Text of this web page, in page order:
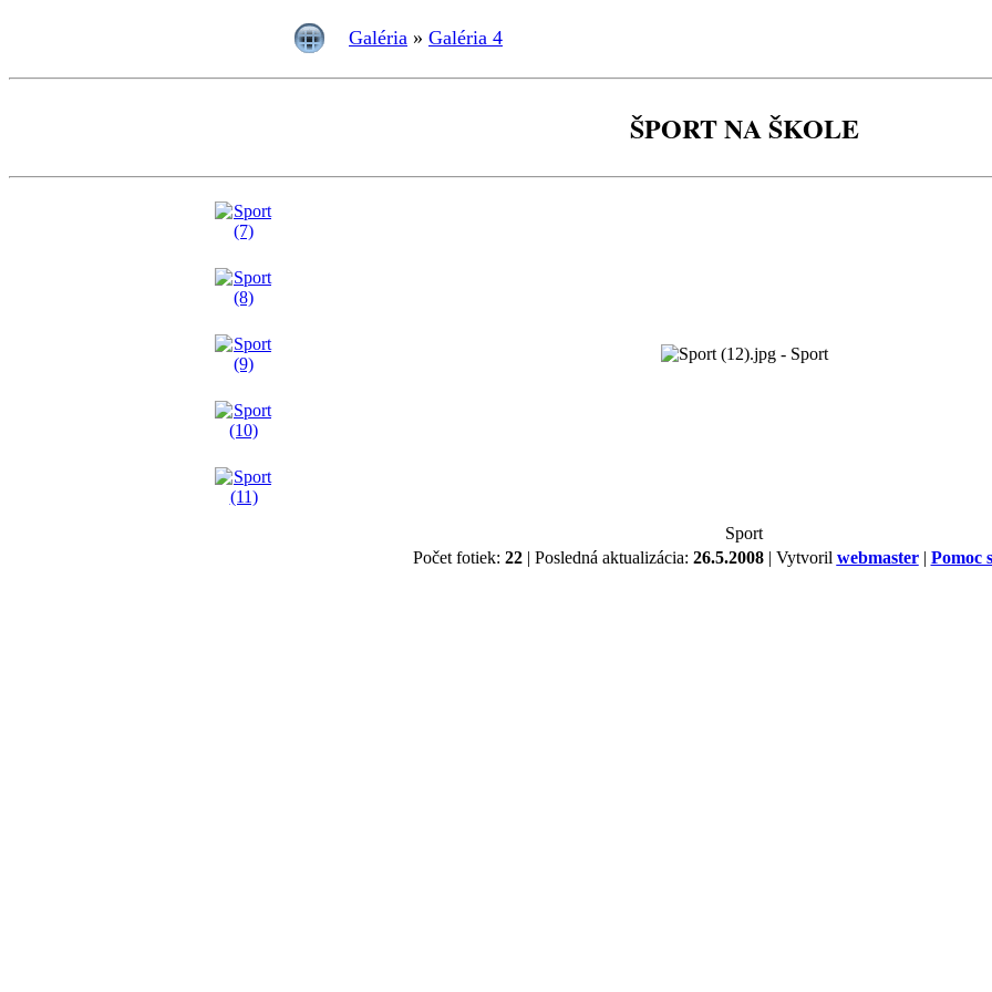
Galéria » Galéria 4
ŠPORT NA ŠKOLE
Sport
Počet fotiek: 22| Posledná aktualizácia: 26.5.2008| Vytvoril webmaster| Pomoc